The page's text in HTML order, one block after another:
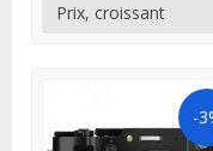
Prix, croissant
-